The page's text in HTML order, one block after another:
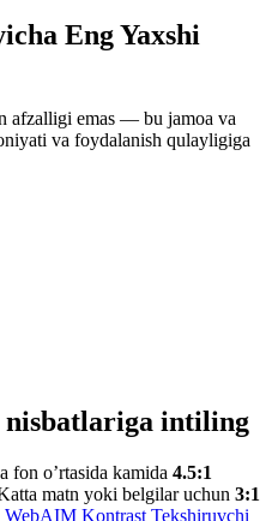
Eng Yaxshi
afzalligi emas — bu jamoa va
va foydalanish qulayligiga
intiling
fon o’rtasida kamida 4.5:1
matn yoki belgilar uchun 3:1
WebAIM Kontrast Tekshiruvchi